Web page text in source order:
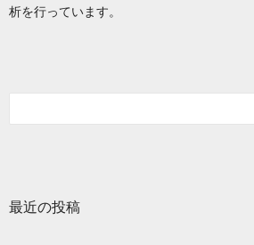
析を行っています。
最近の投稿